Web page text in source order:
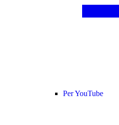
Per YouTube